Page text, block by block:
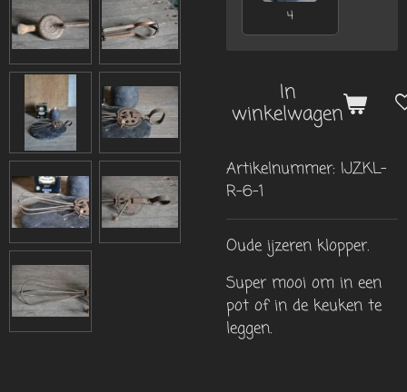
4
In
winkelwagen
Artikelnummer: IJZKL-
R-6-1
Oude ijzeren klopper.
Super mooi om in een
pot of in de keuken te
leggen.